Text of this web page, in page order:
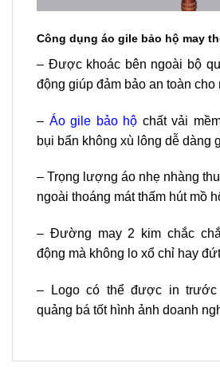
Công dụng áo gile bảo hộ may
– Được khoác bên ngoài bộ
động giúp đảm bảo an toàn
– Áo gile bảo hộ chất vải
bụi bẩn không xù lông dễ dàng
– Trọng lượng áo nhẹ nhàng
ngoài thoáng mát thấm hút mồ
– Đường may 2 kim chắc
động mà không lo xổ chỉ hay
– Logo có thể được in trước
quảng bá tốt hình ảnh doanh